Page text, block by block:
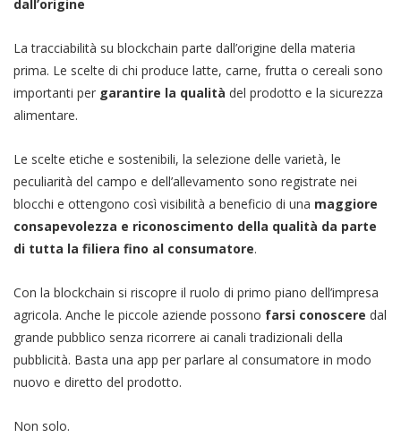
dall’origine
La tracciabilità su blockchain parte dall’origine della materia
prima. Le scelte di chi produce latte, carne, frutta o cereali sono
importanti per garantire la qualità del prodotto e la sicurezza
alimentare.
Le scelte etiche e sostenibili, la selezione delle varietà, le
peculiarità del campo e dell’allevamento sono registrate nei
blocchi e ottengono così visibilità a beneficio di una maggiore
consapevolezza e riconoscimento della qualità da parte
di tutta la filiera fino al consumatore.
Con la blockchain si riscopre il ruolo di primo piano dell’impresa
agricola. Anche le piccole aziende possono farsi conoscere dal
grande pubblico senza ricorrere ai canali tradizionali della
pubblicità. Basta una app per parlare al consumatore in modo
nuovo e diretto del prodotto.
Non solo.